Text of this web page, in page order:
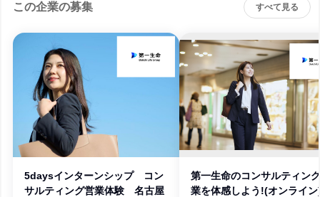
この企業の募集 すべて見る
5daysインターンシップ コン
サルティング営業体験 名古屋
第一生命のコンサルティン
業を体感しよう!(オンライン